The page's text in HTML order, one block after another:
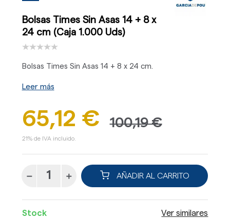
Bolsas Times Sin Asas 14 + 8 x
24 cm (Caja 1.000 Uds)
Bolsas Times Sin Asas 14 + 8 x 24 cm.
Leer más
65,12 € 100,19 €
21% de IVA incluido.
AÑADIR AL CARRITO
Stock Ver similares